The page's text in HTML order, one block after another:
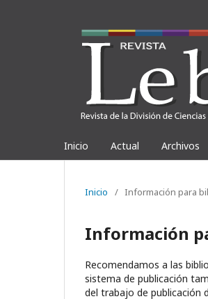
Inicio Actual Archivos
Inicio / Información para
Información
Recomendamos a las
sistema de publicación
del trabajo de publicación